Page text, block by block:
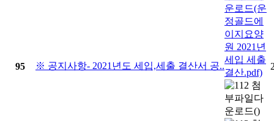
95 ※ 공지사항- 2021년도 세입,세출 결산서 공..